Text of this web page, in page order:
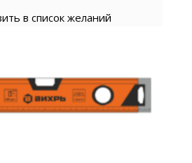
в список желаний